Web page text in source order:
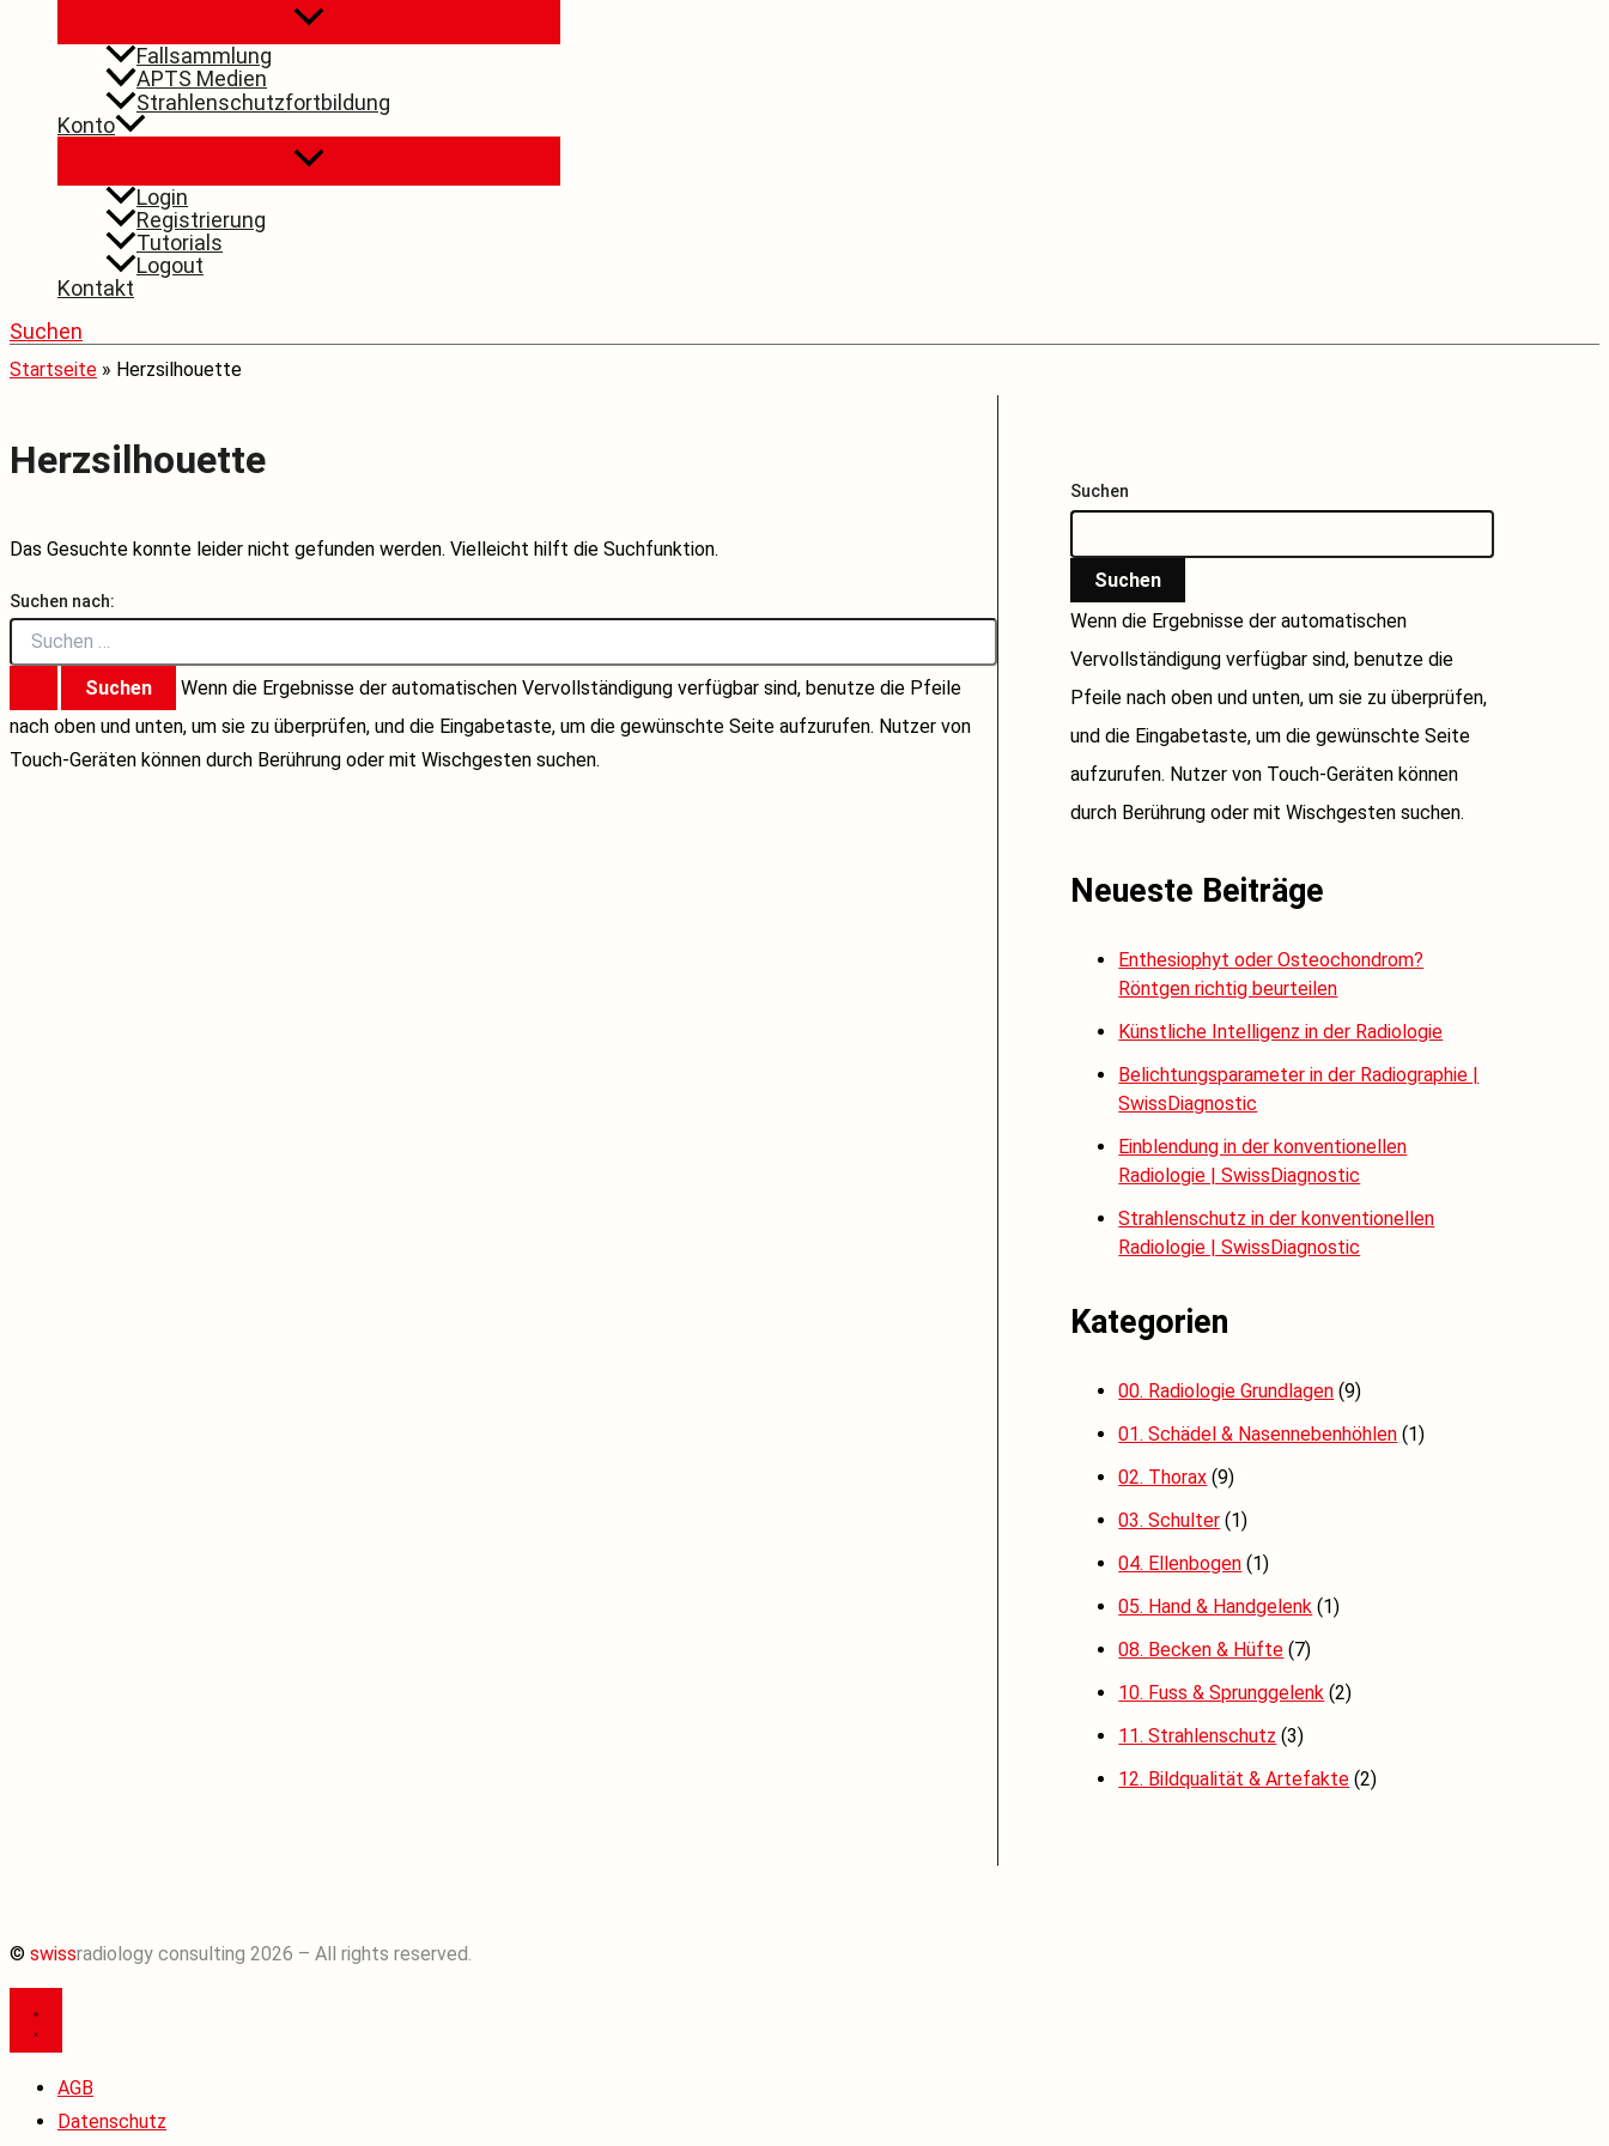
Fallsammlung
APTS Medien
Strahlenschutzfortbildung
Konto
Login
Registrierung
Tutorials
Logout
Kontakt
Suchen
Startseite » Herzsilhouette
Herzsilhouette
Das Gesuchte konnte leider nicht gefunden werden. Vielleicht hilft die Suchfunktion.
Suchen nach:
Wenn die Ergebnisse der automatischen Vervollständigung verfügbar sind, benutze die Pfeile
nach oben und unten, um sie zu überprüfen, und die Eingabetaste, um die gewünschte Seite aufzurufen. Nutzer von
Touch-Geräten können durch Berührung oder mit Wischgesten suchen.
Suchen
Suchen
Wenn die Ergebnisse der automatischen
Vervollständigung verfügbar sind, benutze die
Pfeile nach oben und unten, um sie zu überprüfen,
und die Eingabetaste, um die gewünschte Seite
aufzurufen. Nutzer von Touch-Geräten können
durch Berührung oder mit Wischgesten suchen.
Neueste Beiträge
Enthesiophyt oder Osteochondrom?
Röntgen richtig beurteilen
Künstliche Intelligenz in der Radiologie
Belichtungsparameter in der Radiographie |
SwissDiagnostic
Einblendung in der konventionellen
Radiologie | SwissDiagnostic
Strahlenschutz in der konventionellen
Radiologie | SwissDiagnostic
Kategorien
00. Radiologie Grundlagen (9)
01. Schädel & Nasennebenhöhlen (1)
02. Thorax (9)
03. Schulter (1)
04. Ellenbogen (1)
05. Hand & Handgelenk (1)
08. Becken & Hüfte (7)
10. Fuss & Sprunggelenk (2)
11. Strahlenschutz (3)
12. Bildqualität & Artefakte (2)
© swissradiology consulting 2026 – All rights reserved.
AGB
Datenschutz